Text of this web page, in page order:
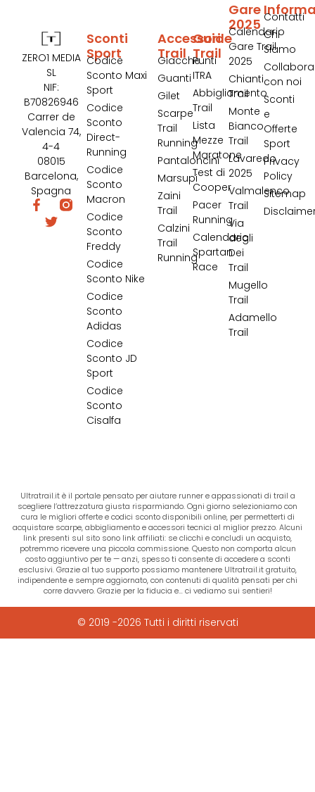
ZERO1 MEDIA
SL
NIF:
B70826946
Carrer de
Valencia 74,
4-4
08015
Barcelona,
Spagna
Contatti
Chi
Siamo
Collabora
con noi
Sconti
e
Offerte
Sport
Privacy
Policy
Sitemap
Gare
2025
Calendario
Gare Trail
2025
Chianti
Trail
Monte
Bianco
Trail
Lavaredo
2025
Valmalenco
Trail
Via
degli
Dei
Trail
Mugello
Trail
Adamello
Trail
Guide
Trail
Punti
ITRA
Abbigliamento
Trail
Lista
Mezze
Maratone
Test di
Cooper
Pacer
Running
Calendario
Spartan
Race
Accessori
Trail
Giacche
Guanti
Gilet
Scarpe
Trail
Running
Pantaloncini
Marsupi
Zaini
Trail
Calzini
Trail
Running
Sconti
Sport
Codice
Sconto Maxi
Sport
Codice
Sconto
Direct-
Running
Codice
Sconto
Macron
Codice
Sconto
Freddy
Codice
Sconto Nike
Codice
Sconto
Adidas
Codice
Sconto JD
Sport
Codice
Sconto
Cisalfa
Ultratrail.it è il portale pensato per aiutare runner e appassionati di trail a
scegliere l’attrezzatura giusta risparmiando. Ogni giorno selezioniamo con
cura le migliori offerte e codici sconto disponibili online, per permetterti di
acquistare scarpe, abbigliamento e accessori tecnici al miglior prezzo. Alcuni
link presenti sul sito sono link affiliati: se clicchi e concludi un acquisto,
potremmo ricevere una piccola commissione. Questo non comporta alcun
costo aggiuntivo per te — anzi, spesso ti consente di accedere a sconti
esclusivi. Grazie al tuo supporto possiamo mantenere Ultratrail.it gratuito,
indipendente e sempre aggiornato, con contenuti di qualità pensati per chi
corre davvero. Grazie per la fiducia e… ci vediamo sui sentieri!
© 2019 -2026 Tutti i diritti riservati